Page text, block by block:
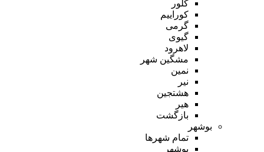
کلور
کوراییم
گرمی
گیوی
لاهرود
مشگین شهر
نمین
نیر
هشتجین
هیر
بازگشت
بوشهر
تمام شهر‌ها
بوشهر